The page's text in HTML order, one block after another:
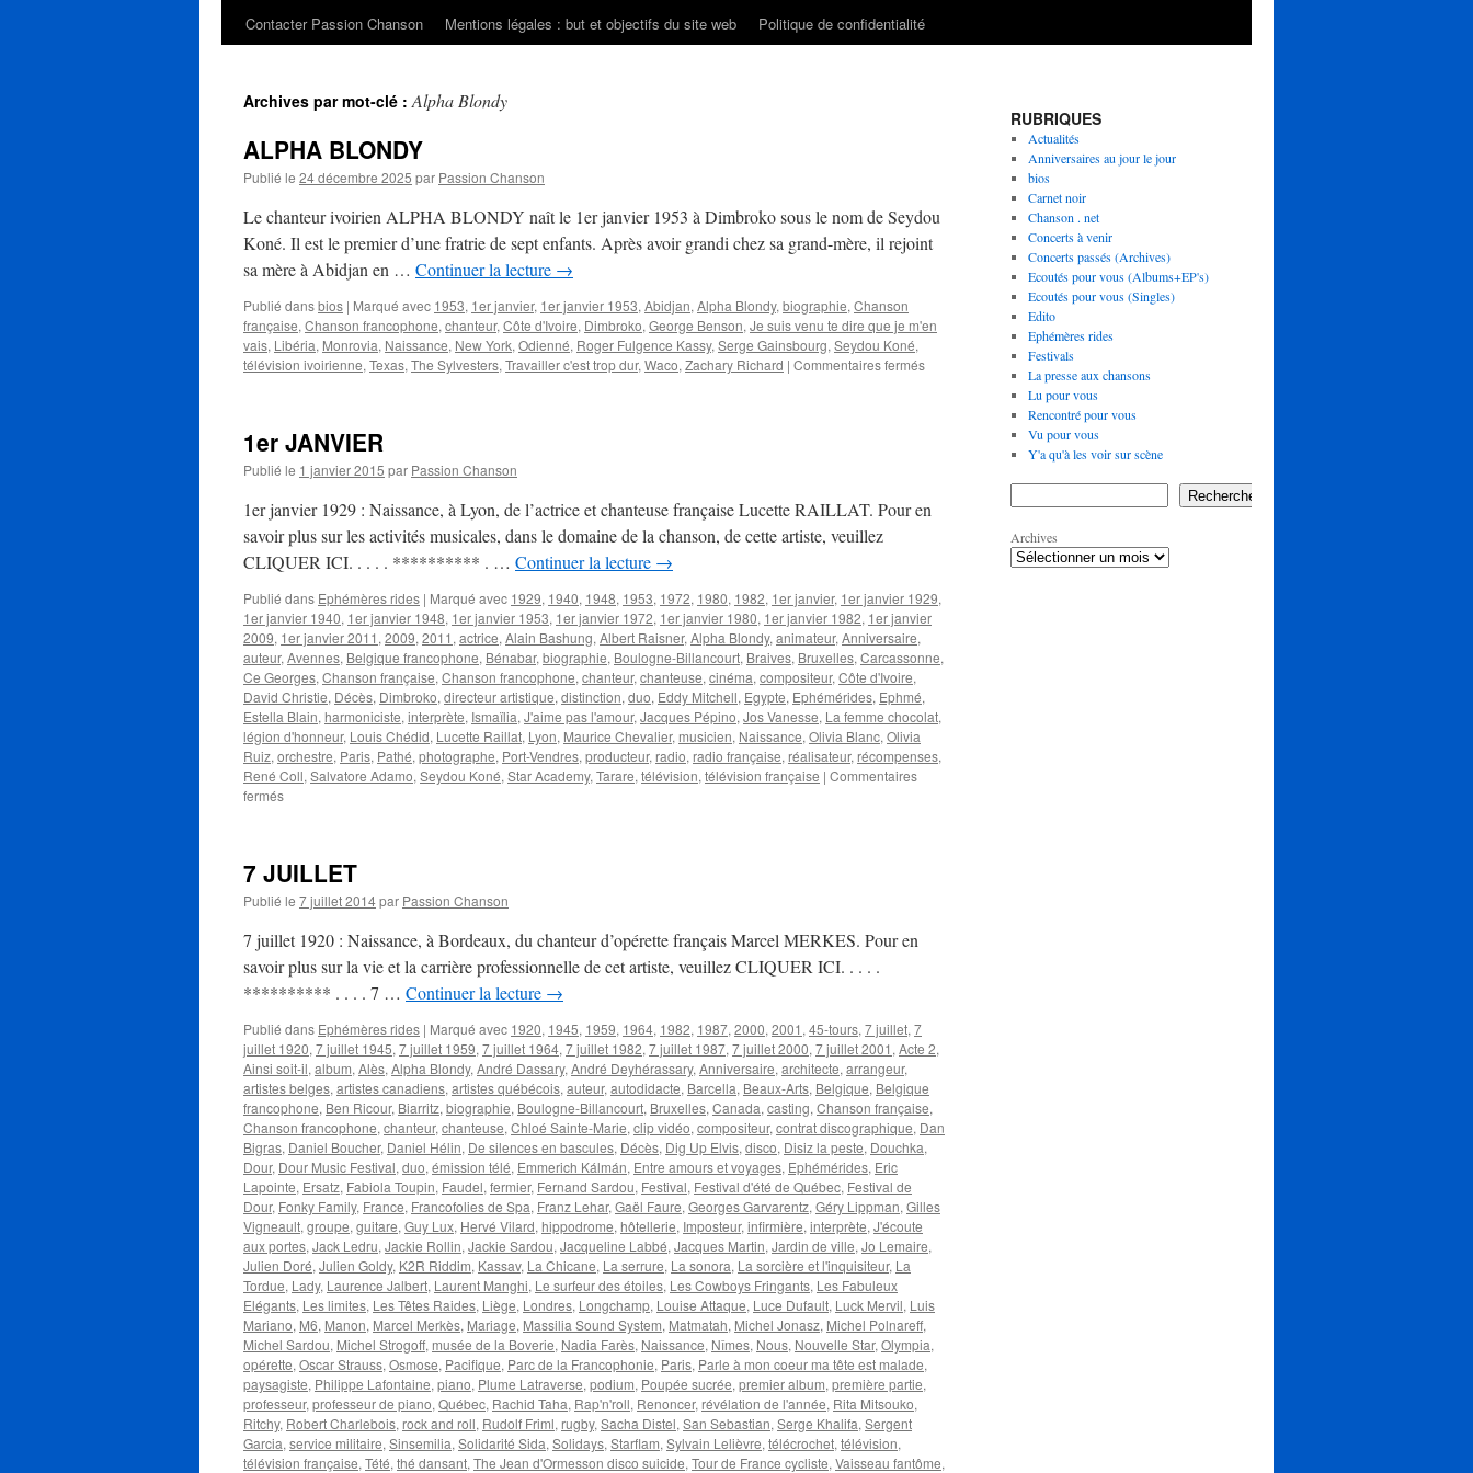
Contacter Passion Chanson
Mentions légales : but et objectifs du site web Politique de confidentialité
Archives par mot-clé :Alpha Blondy
ALPHA BLONDY
Publié le 24 décembre 2025 par Passion Chanson
Le chanteur ivoirien ALPHA BLONDY naît le 1er janvier 1953 à Dimbroko sous le nom de Seydou
Koné. Il est le premier d’une fratrie de sept enfants. Après avoir grandi chez sa grand-mère, il rejoint
sa mère à Abidjan en … Continuer la lecture →
Publié dansbios | Marqué avec 1953, 1er janvier, 1er janvier 1953, Abidjan, Alpha Blondy, biographie, Chanson
française, Chanson francophone, chanteur, Côte d'Ivoire, Dimbroko, George Benson, Je suis venu te dire que je m'en
vais, Libéria, Monrovia, Naissance, New York, Odienné, Roger Fulgence Kassy, Serge Gainsbourg, Seydou Koné,
télévision ivoirienne, Texas, The Sylvesters, Travailler c'est trop dur, Waco, Zachary Richard | Commentaires ferméssur
1er JANVIER
Publié le 1 janvier 2015 par Passion Chanson
1er janvier 1929 : Naissance, à Lyon, de l’actrice et chanteuse française Lucette RAILLAT. Pour en
savoir plus sur les activités musicales, dans le domaine de la chanson, de cette artiste, veuillez
CLIQUER ICI. . . . . ********** . … Continuer la lecture →
Publié dans Ephémères rides | Marqué avec 1929, 1940, 1948, 1953, 1972, 1980, 1982, 1er janvier, 1er janvier 1929,
1er janvier 1940, 1er janvier 1948, 1er janvier 1953, 1er janvier 1972, 1er janvier 1980, 1er janvier 1982, 1er janvier
2009, 1er janvier 2011 , 2009, 2011 , actrice, Alain Bashung, Albert Raisner, Alpha Blondy, animateur, Anniversaire,
auteur, Avennes, Belgique francophone, Bénabar, biographie, Boulogne-Billancourt, Braives, Bruxelles, Carcassonne,
Ce Georges, Chanson française, Chanson francophone, chanteur, chanteuse, cinéma, compositeur, Côte d'Ivoire,
David Christie, Décès, Dimbroko, directeur artistique, distinction, duo, Eddy Mitchell, Egypte, Ephémérides, Ephmé,
Estella Blain, harmoniciste, interprète, Ismaïlia, J'aime pas l'amour, Jacques Pépino, Jos Vanesse, La femme chocolat,
légion d'honneur, Louis Chédid, Lucette Raillat, Lyon, Maurice Chevalier, musicien, Naissance, Olivia Blanc, Olivia
Ruiz, orchestre, Paris, Pathé, photographe, Port-Vendres, producteur, radio, radio française, réalisateur, récompenses,
René Coll, Salvatore Adamo, Seydou Koné, Star Academy, Tarare, télévision, télévision française | Commentaires
ferméssur
7 JUILLET
Publié le 7 juillet 2014par Passion Chanson
7 juillet 1920 : Naissance, à Bordeaux, du chanteur d’opérette français Marcel MERKES. Pour en
savoir plus sur la vie et la carrière professionnelle de cet artiste, veuillez CLIQUER ICI. . . . .
********** . . . . 7 … Continuer la lecture →
Publié dans Ephémères rides | Marqué avec 1920, 1945, 1959, 1964, 1982, 1987, 2000, 2001 , 45-tours, 7 juillet, 7
juillet 1920, 7 juillet 1945, 7 juillet 1959, 7 juillet 1964, 7 juillet 1982, 7 juillet 1987, 7 juillet 2000, 7 juillet 2001 , Acte 2,
Ainsi soit-il, album, Alès, Alpha Blondy, André Dassary, André Deyhérassary, Anniversaire, architecte, arrangeur,
artistes belges, artistes canadiens, artistes québécois, auteur, autodidacte, Barcella, Beaux-Arts, Belgique, Belgique
francophone, Ben Ricour, Biarritz, biographie, Boulogne-Billancourt, Bruxelles, Canada, casting, Chanson française,
Chanson francophone, chanteur, chanteuse, Chloé Sainte-Marie, clip vidéo, compositeur, contrat discographique, Dan
Bigras, Daniel Boucher, Daniel Hélin, De silences en bascules, Décès, Dig Up Elvis, disco, Disiz la peste, Douchka,
Dour, Dour Music Festival, duo, émission télé, Emmerich Kálmán, Entre amours et voyages, Ephémérides, Eric
Lapointe, Ersatz, Fabiola Toupin, Faudel, fermier, Fernand Sardou, Festival, Festival d'été de Québec, Festival de
Dour, Fonky Family, France, Francofolies de Spa, Franz Lehar, Gaël Faure, Georges Garvarentz, Géry Lippman, Gilles
Vigneault, groupe, guitare, Guy Lux, Hervé Vilard, hippodrome, hôtellerie, Imposteur, infirmière, interprète, J'écoute
aux portes, Jack Ledru, Jackie Rollin, Jackie Sardou, Jacqueline Labbé, Jacques Martin, Jardin de ville, Jo Lemaire,
Julien Doré, Julien Goldy, K2R Riddim, Kassav, La Chicane, La serrure, La sonora, La sorcière et l'inquisiteur, La
Tordue, Lady, Laurence Jalbert, Laurent Manghi, Le surfeur des étoiles, Les Cowboys Fringants, Les Fabuleux
Elégants, Les limites, Les Têtes Raides, Liège, Londres, Longchamp, Louise Attaque, Luce Dufault, Luck Mervil, Luis
Mariano, M6, Manon, Marcel Merkès, Mariage, Massilia Sound System, Matmatah, Michel Jonasz, Michel Polnareff,
Michel Sardou, Michel Strogoff, musée de la Boverie, Nadia Farès, Naissance, Nîmes, Nous, Nouvelle Star, Olympia,
opérette, Oscar Strauss, Osmose, Pacifique, Parc de la Francophonie, Paris, Parle à mon coeur ma tête est malade,
paysagiste, Philippe Lafontaine, piano, Plume Latraverse, podium, Poupée sucrée, premier album, première partie,
professeur, professeur de piano, Québec, Rachid Taha, Rap'n'roll, Renoncer, révélation de l'année, Rita Mitsouko,
Ritchy, Robert Charlebois, rock and roll, Rudolf Friml, rugby, Sacha Distel, San Sebastian, Serge Khalifa, Sergent
Garcia, service militaire, Sinsemilia, Solidarité Sida, Solidays, Starflam, Sylvain Lelièvre, télécrochet, télévision,
télévision française, Tété, thé dansant, The Jean d'Ormesson disco suicide, Tour de France cycliste, Vaisseau fantôme,
RUBRIQUES
Actualités
Anniversaires au jour le jour
bios
Carnet noir
Chanson . net
Concerts à venir
Concerts passés (Archives)
Ecoutés pour vous (Albums+EP's)
Ecoutés pour vous (Singles)
Edito
Ephémères rides
Festivals
La presse aux chansons
Lu pour vous
Rencontré pour vous
Vu pour vous
Y'a qu'à les voir sur scène
Rechercher
Archives